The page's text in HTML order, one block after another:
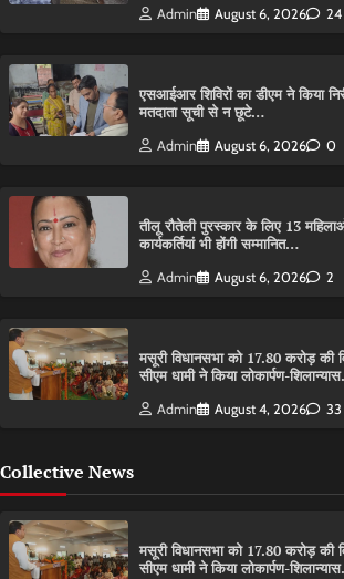
Admin August 6, 2026 24
एसआईआर शिविरों का डीएम ने किया
मतदाता सूची से न छूटे…
Admin August 6, 2026 0
तीलू रौतेली पुरस्कार के लिए 13
कार्यकर्तियां भी होंगी सम्मानित…
Admin August 6, 2026 2
मसूरी विधानसभा को 17.80 करोड़ की
सीएम धामी ने किया लोकार्पण-शिलान्यास.
Admin August 4, 2026 33
Collective News
मसूरी विधानसभा को 17.80 करोड़ की
सीएम धामी ने किया लोकार्पण-शिलान्यास.